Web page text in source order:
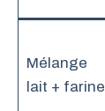
Mélange
lait + farine